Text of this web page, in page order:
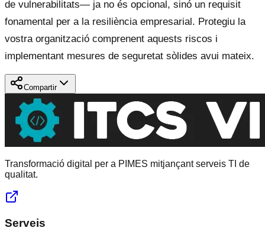
de vulnerabilitats— ja no és opcional, sinó un requisit
fonamental per a la resiliència empresarial. Protegiu la
vostra organització comprenent aquests riscos i
implementant mesures de seguretat sòlides avui mateix.
Compartir
Transformació digital per a PIMES mitjançant serveis TI de
qualitat.
Serveis